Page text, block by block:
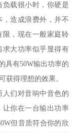
载很小时，你硬是
造成浪费外，并不
，现在一般家庭聆
求大功率似乎显得有
具有50W输出功率的
获得理想的效果。
们对音响中音色的
让你在一台输出功率
但音质符合你的欣